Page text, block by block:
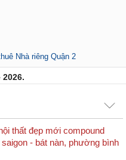
Nhà riêng Quận 2
thất đẹp mới compound
- bát nàn, phường bình
thủ đức), tphcm